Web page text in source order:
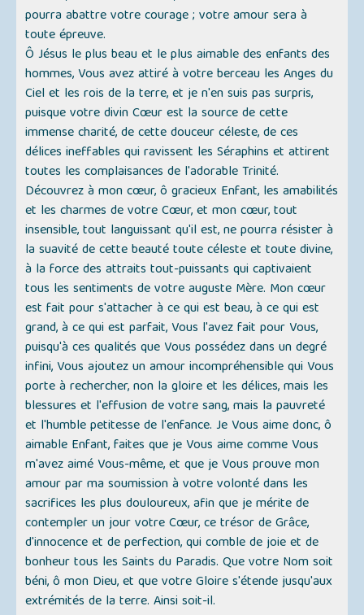
pourra abattre votre courage ; votre amour sera à
toute épreuve.
Ô Jésus le plus beau et le plus aimable des enfants des
hommes, Vous avez attiré à votre berceau les Anges du
Ciel et les rois de la terre, et je n'en suis pas surpris,
puisque votre divin Cœur est la source de cette
immense charité, de cette douceur céleste, de ces
délices ineffables qui ravissent les Séraphins et attirent
toutes les complaisances de l'adorable Trinité.
Découvrez à mon cœur, ô gracieux Enfant, les amabilités
et les charmes de votre Cœur, et mon cœur, tout
insensible, tout languissant qu'il est, ne pourra résister à
la suavité de cette beauté toute céleste et toute divine,
à la force des attraits tout-puissants qui captivaient
tous les sentiments de votre auguste Mère. Mon cœur
est fait pour s'attacher à ce qui est beau, à ce qui est
grand, à ce qui est parfait, Vous l'avez fait pour Vous,
puisqu'à ces qualités que Vous possédez dans un degré
infini, Vous ajoutez un amour incompréhensible qui Vous
porte à rechercher, non la gloire et les délices, mais les
blessures et l'effusion de votre sang, mais la pauvreté
et l'humble petitesse de l'enfance. Je Vous aime donc, ô
aimable Enfant, faites que je Vous aime comme Vous
m'avez aimé Vous-même, et que je Vous prouve mon
amour par ma soumission à votre volonté dans les
sacrifices les plus douloureux, afin que je mérite de
contempler un jour votre Cœur, ce trésor de Grâce,
d'innocence et de perfection, qui comble de joie et de
bonheur tous les Saints du Paradis. Que votre Nom soit
béni, ô mon Dieu, et que votre Gloire s'étende jusqu'aux
extrémités de la terre. Ainsi soit-il.